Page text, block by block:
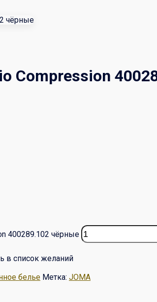
Compression
400289.102 чёрные
в список желаний
белье Метка: JOMA